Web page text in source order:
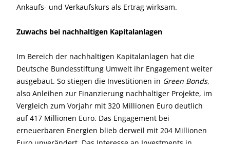
Ankaufs- und Verkaufskurs als Ertrag wirksam.
Zuwachs bei nachhaltigen Kapitalanlagen
Im Bereich der nachhaltigen Kapitalanlagen hat die
Deutsche Bundesstiftung Umwelt ihr Engagement weiter
ausgebaut. So stiegen die Investitionen in Green Bonds,
also Anleihen zur Finanzierung nachhaltiger Projekte, im
Vergleich zum Vorjahr mit 320 Millionen Euro deutlich
auf 417 Millionen Euro. Das Engagement bei
erneuerbaren Energien blieb derweil mit 204 Millionen